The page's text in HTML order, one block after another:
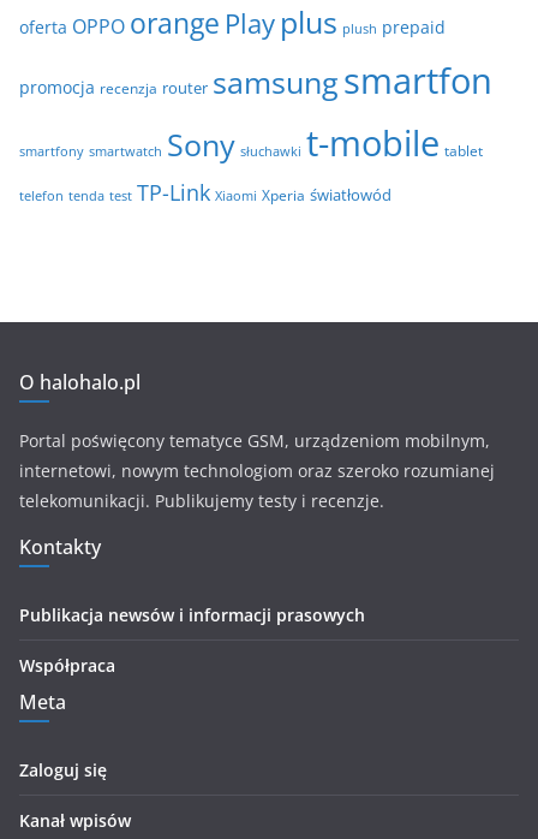
oferta OPPO orange Play plus plush prepaid
promocja recenzja router samsungsmartfon
smartfony smartwatch Sony słuchawki t-mobile tablet
telefon tenda test TP-Link Xiaomi Xperia światłowód
O halohalo.pl
Portal poświęcony tematyce GSM, urządzeniom mobilnym,
internetowi, nowym technologiom oraz szeroko rozumianej
telekomunikacji. Publikujemy testy i recenzje.
Kontakty
Publikacja newsów i informacji prasowych
Współpraca
Meta
Zaloguj się
Kanał wpisów